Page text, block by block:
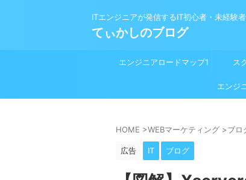
ITエンジニアが発信するIT初心者・未経験
てぃかしのブログ
エンジニアロードマップ1 ス
エンジ
HOME >WEBマーケティング >ブロ
広告 IT ブログ